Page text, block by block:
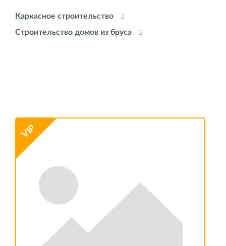
Каркасное строительство 2
Строительство домов из бруса 2
VIP